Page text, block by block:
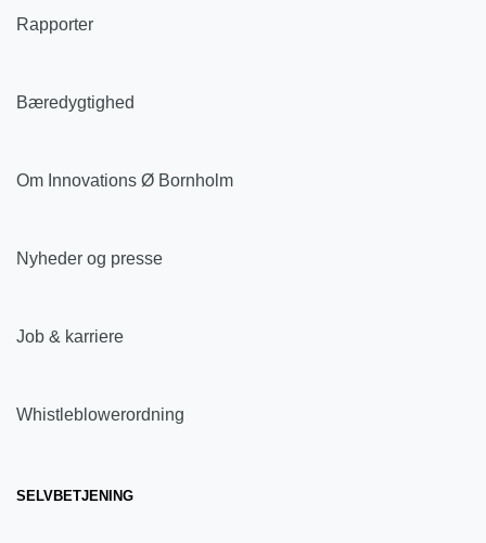
Rapporter
Bæredygtighed
Om Innovations Ø Bornholm
Nyheder og presse
Job & karriere
Whistleblowerordning
SELVBETJENING